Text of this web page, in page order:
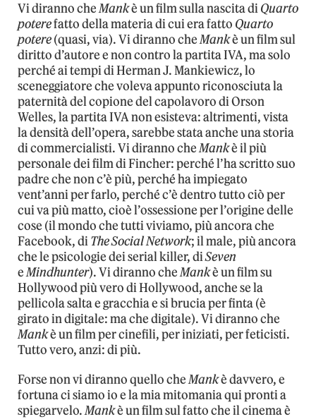
Vi diranno cheMankè un film sulla nascita diQuarto
poterefatto della materia di cui era fatto Quarto
potere(quasi, via). Vi diranno cheMankè un film sul
diritto d’autore e non contro la partita IVA, ma solo
perché ai tempi di Herman J. Mankiewicz, lo
sceneggiatore che voleva appunto riconosciuta la
paternità del copione del capolavoro di Orson
Welles, la partita IVA non esisteva: altrimenti, vista
la densità dell’opera, sarebbe stata anche una storia
di commercialisti. Vi diranno cheMankè il più
personale dei film di Fincher: perché l’ha scritto suo
padre che non c’è più, perché ha impiegato
vent’anni per farlo, perché c’è dentro tutto ciò per
cui va più matto, cioè l’ossessione per l’origine delle
cose (il mondo che tutti viviamo, più ancora che
Facebook, diThe Social Network; il male, più ancora
che le psicologie dei serial killer, diSeven
eMindhunter). Vi diranno cheMankè un film su
Hollywood più vero di Hollywood, anche se la
pellicola salta e gracchia e si brucia per finta (è
girato in digitale: ma che digitale). Vi diranno che
Mankè un film per cinefili, per iniziati, per feticisti.
Tutto vero, anzi: di più.
Forse non vi diranno quello cheMankè davvero, e
fortuna ci siamo io e la mia mitomania qui pronti a
spiegarvelo.Mankè un film sul fatto che il cinema è